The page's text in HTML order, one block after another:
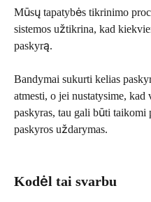
Mūsų tapatybės tikrinimo
sistemos užtikrina, kad
paskyrą.
Bandymai sukurti kelias
atmesti, o jei nustatysime, kad
paskyras, tau gali būti taikomi
paskyros uždarymas.
Kodėl tai svarbu